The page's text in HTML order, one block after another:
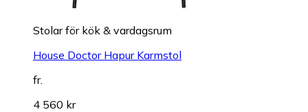
Stolar för kök & vardagsrum
House Doctor Hapur Karmstol
fr.
4 560 kr